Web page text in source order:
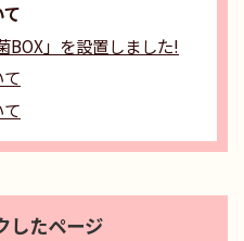
BOX」を設置しました!
したページ